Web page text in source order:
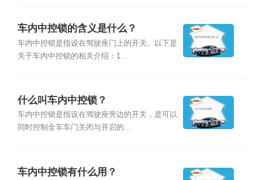
车内中控锁的含义是什么？
车内中控锁是指设在驾驶座门上的开关。以下是
关于车内中控锁的相关介绍：1...
什么叫车内中控锁？
车内中控锁是指设在驾驶座旁边的开关，是可以
同时控制全车车门关闭与开启的...
车内中控锁有什么用？